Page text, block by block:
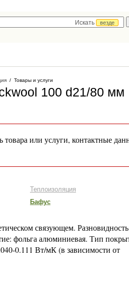
Искать
везде
/ Товары и услуги
100 d21/80 мм
или услуги, контактные
Теплоизоляция
Бафус
связующем.
фольга алюминиевая. Тип
0.111 Вт/мК (в зависимости от